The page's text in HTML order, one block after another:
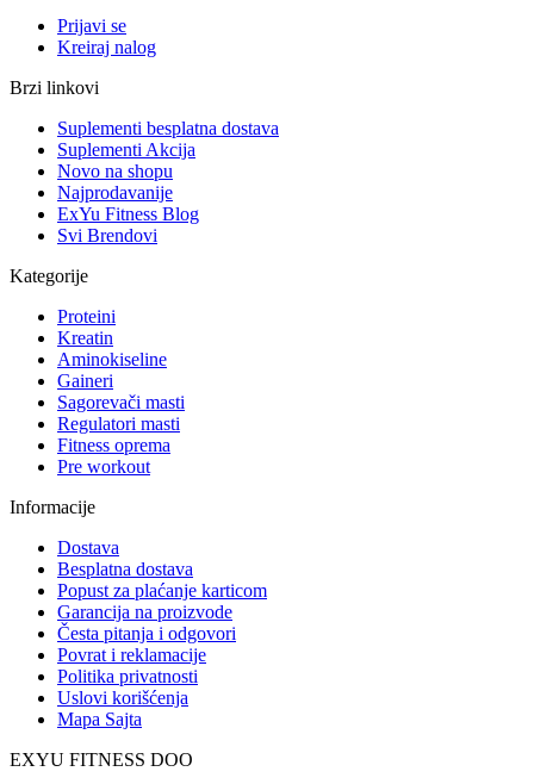
Prijavi se
Kreiraj nalog
Brzi linkovi
Suplementi besplatna dostava
Suplementi Akcija
Novo na shopu
Najprodavanije
ExYu Fitness Blog
Svi Brendovi
Kategorije
Proteini
Kreatin
Aminokiseline
Gaineri
Sagorevači masti
Regulatori masti
Fitness oprema
Pre workout
Informacije
Dostava
Besplatna dostava
Popust za plaćanje karticom
Garancija na proizvode
Česta pitanja i odgovori
Povrat i reklamacije
Politika privatnosti
Uslovi korišćenja
Mapa Sajta
EXYU FITNESS DOO